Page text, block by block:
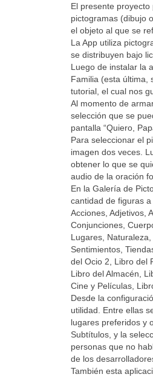
El presente
pictogramas (dibujo
el objeto al que se
La App utiliza
se distribuyen bajo
Luego de instalar la
Familia (esta última,
tutorial, el cual nos
Al momento de
selección que se
pantalla “Quiero,
Para seleccionar el
imagen dos veces.
obtener lo que se
audio de la oración
En la Galería de
cantidad de figuras
Acciones, Adjetivos,
Conjunciones,
Lugares,
Sentimientos,
del Ocio 2, Libro del
Libro del Almacén,
Cine y Películas,
Desde la
utilidad. Entre ellas
lugares preferidos y
Subtítulos, y la
personas que no
de los
También esta